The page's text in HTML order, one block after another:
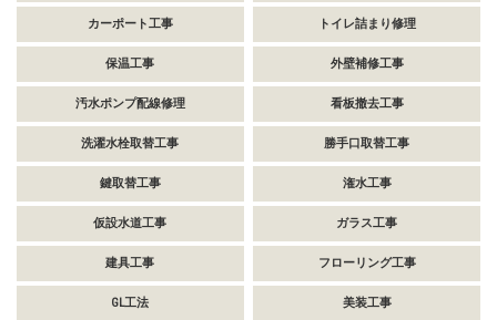
カーポート工事 トイレ詰まり修理
保温工事 外壁補修工事
汚水ポンプ配線修理 看板撤去工事
洗濯水栓取替工事 勝手口取替工事
鍵取替工事 潅水工事
仮設水道工事 ガラス工事
建具工事 フローリング工事
GL工法 美装工事